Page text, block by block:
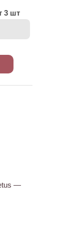
3 шт
—